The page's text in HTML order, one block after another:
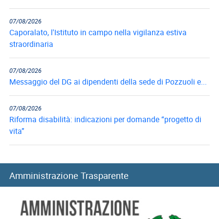
07/08/2026
Caporalato, l'Istituto in campo nella vigilanza estiva
straordinaria
07/08/2026
Messaggio del DG ai dipendenti della sede di Pozzuoli e...
07/08/2026
Riforma disabilità: indicazioni per domande “progetto di
vita”
Long Term Care e Home Care Premium: le graduatorie di...
Amministrazione Trasparente